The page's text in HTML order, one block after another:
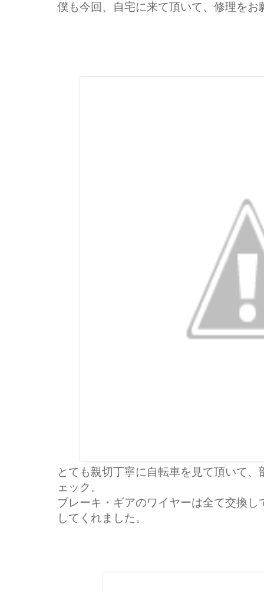
僕も今回、自宅に来て頂いて、修理をお
とても親切丁寧に自転車を見て頂いて
ェック。
ブレーキ・ギアのワイヤーは全て交換
してくれました。